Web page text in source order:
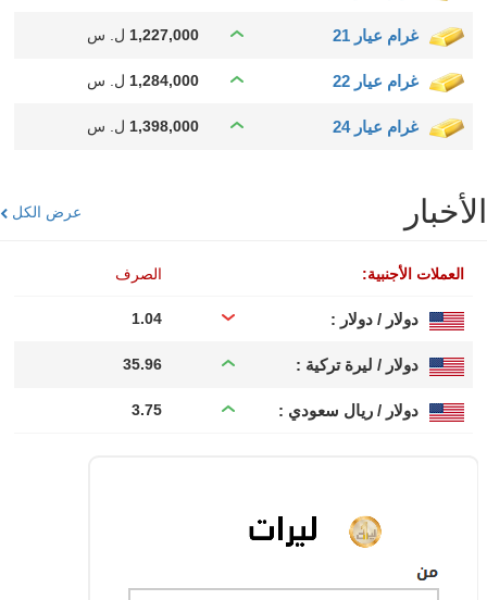
غرام عيار 21 1,227,000 ل. س
غرام عيار 22 1,284,000 ل. س
غرام عيار 24 1,398,000 ل. س
الأخبار عرض الكل
العملات الأجنبية: الصرف
دولار / دولار : 1.04
دولار / ليرة تركية : 35.96
دولار / ريال سعودي : 3.75